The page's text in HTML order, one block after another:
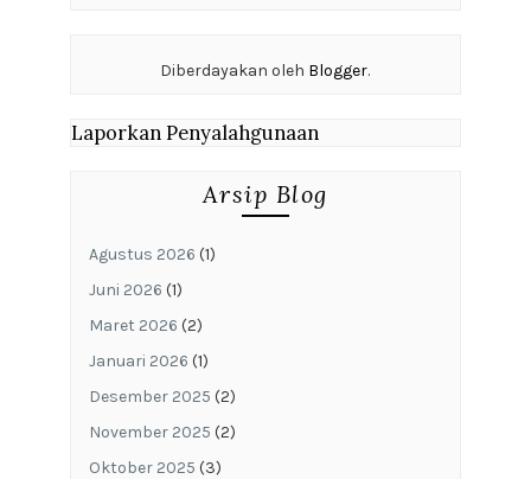
Diberdayakan oleh Blogger.
Laporkan Penyalahgunaan
Arsip Blog
Agustus 2026 (1)
Juni 2026 (1)
Maret 2026 (2)
Januari 2026 (1)
Desember 2025 (2)
November 2025 (2)
Oktober 2025 (3)